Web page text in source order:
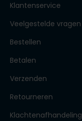
Klantenservice
Veelgestelde vragen
Bestellen
Betalen
Verzenden
Retourneren
Klachtenafhandeling